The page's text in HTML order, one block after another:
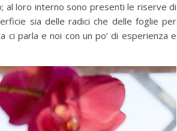
al loro interno sono presenti le riserve di
sia delle radici che delle foglie per
ci parla e noi con un po’ di esperienza e